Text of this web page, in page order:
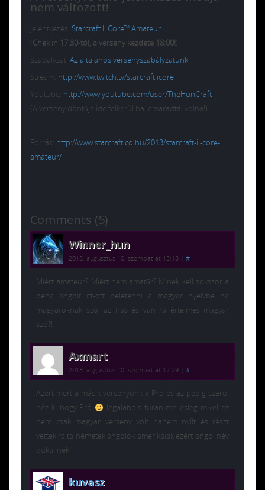
nem változott!
Jelentkezés: Starcraft II Core™ Amateur
(Chek in 17:30-tól, a verseny kezdete 18:00! )
Szabályzat: Az általános versenyszabályzatunk!
Stream: http://www.twitch.tv/starcraftiicore
Youtube: http://www.youtube.com/user/TheHunCraft
(A verseny döntője ide felkerül ha lemaradtál volna!)
Forrás: http://www.starcraft.co.hu/2013/starcraft-ii-core-
amateur/
Comments (5)
Winner_hun
2013. augusztus 10. szombat at 13:13 #
Miért amateur? Miért nem amatőr? Minek kell sokszor a
béna angolt itt-ott beletenni a magyar nyelvbe ha
magyaroknak szól az írás és van rá értelmes magyar
szó?!
Axmart
2013. augusztus 10. szombat at 17:29 #
Azért mert a másik versenyünk a Pro és az pedig szarul
néz ki hogy Pró
legalábbis furán mellesleg mivel ez
nem csak magyar verseny volt hanem nyílt és részt
vettek rajta németek angolok amerikaiak ezért angol név
dukál neki.
kuvasz